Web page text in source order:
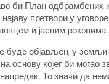
би План одбрамбених
претвори у
и јасним роковима.
буде објављен, у земљи
основу којег би могао
То значи да